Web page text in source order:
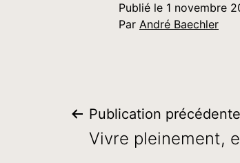
Publié le 1 novembre
Par André Baechler
Navigation
Publication précédente
Vivre pleinement,